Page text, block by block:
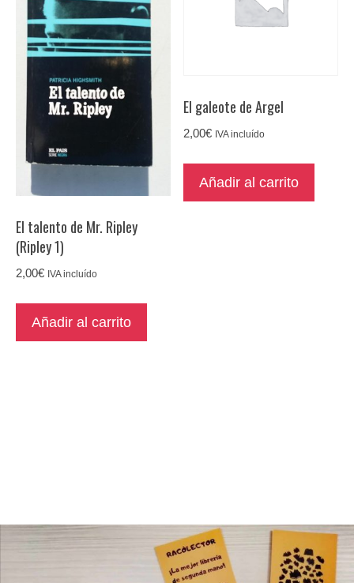
El talento de Mr. Ripley
(Ripley 1)
2,00€ IVA incluído
Añadir al carrito
El galeote de Argel
2,00€ IVA incluído
Añadir al carrito